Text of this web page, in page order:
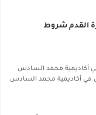
القدم شروط
أكاديمية محمد السادس
في أكاديمية محمد السادس